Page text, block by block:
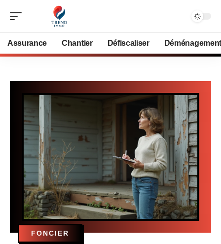
Assurance Chantier Défiscaliser Déménagement
FONCIER